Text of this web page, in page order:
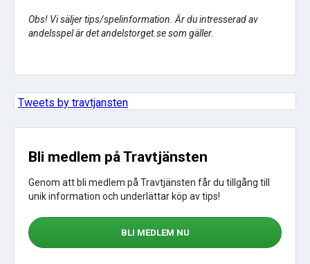
Obs! Vi säljer tips/spelinformation. Är du intresserad av
andelsspel är det andelstorget.se som gäller.
Tweets by travtjansten
Bli medlem på Travtjänsten
Genom att bli medlem på Travtjänsten får du tillgång till
unik information och underlättar köp av tips!
BLI MEDLEM NU